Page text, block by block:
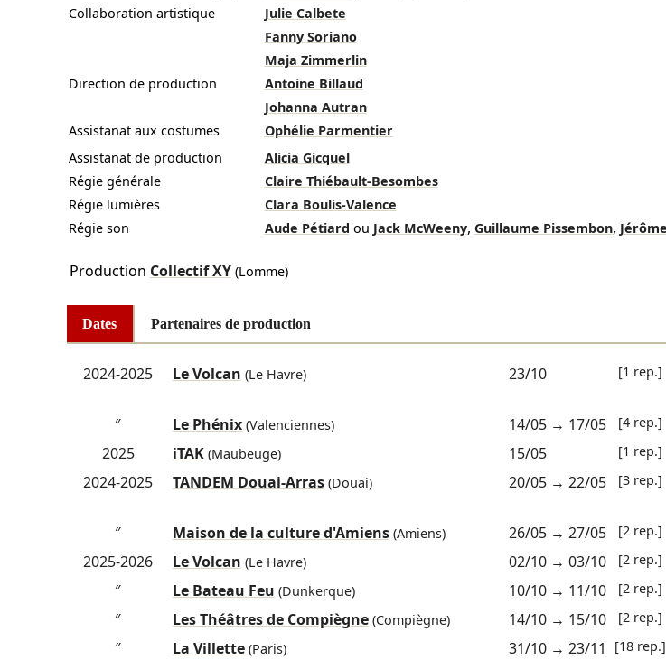
Collaboration artistique
Julie Calbete
Fanny Soriano
Maja Zimmerlin
Direction de production
Antoine Billaud
Johanna Autran
Assistanat aux costumes
Ophélie Parmentier
Assistanat de production
Alicia Gicquel
Régie générale
Claire Thiébault-Besombes
Régie lumières
Clara Boulis-Valence
Régie son
Aude Pétiard ou Jack McWeeny, Guillaume Pissembon,
Production Collectif XY(Lomme)
Dates Partenaires de production
2024-2025 Le Volcan (Le Havre) 23/10 [1 rep.]
″
Le Phénix(Valenciennes) 14/05→ 17/05 [4 rep.]
2025 iTAK(Maubeuge) 15/05 [1 rep.]
2024-2025 TANDEM Douai-Arras(Douai) 20/05→ 22/05 [3 rep.]
″
Maison de la culture d'Amiens(Amiens) 26/05→ 27/05 [2 rep.]
2025-2026 Le Volcan (Le Havre) 02/10→ 03/10 [2 rep.]
″ Le Bateau Feu (Dunkerque) 10/10→ 11/10 [2 rep.]
″ Les Théâtres de Compiègne(Compiègne) 14/10→ 15/10 [2 rep.]
″
La Villette(Paris) 31/10→ 23/11 [18 rep.]